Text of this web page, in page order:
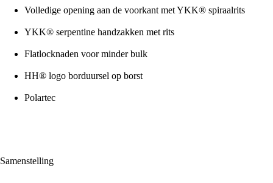
Volledige opening aan de voorkant met YKK® spiraalrits
YKK® serpentine handzakken met rits
Flatlocknaden voor minder bulk
HH® logo borduursel op borst
Polartec
Samenstelling